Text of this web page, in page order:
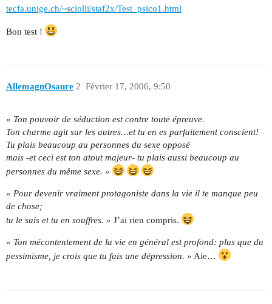
tecfa.unige.ch/~sciolli/staf2x/Test_psico1.html
Bon test !
AllemagnOsaure Février 17, 2006, 9:50
2
« Ton pouvoir de séduction est contre toute épreuve.
Ton charme agit sur les autres…et tu en es parfaitement conscient!
Tu plais beaucoup au personnes du sexe opposé
mais -et ceci est ton atout majeur- tu plais aussi beaucoup au
personnes du même sexe. »
« Pour devenir vraiment protagoniste dans la vie il te manque peu
de chose;
tu le sais et tu en souffres. » J’ai rien compris.
« Ton mécontentement de la vie en général est profond: plus que du
pessimisme, je crois que tu fais une dépression. » Aie…